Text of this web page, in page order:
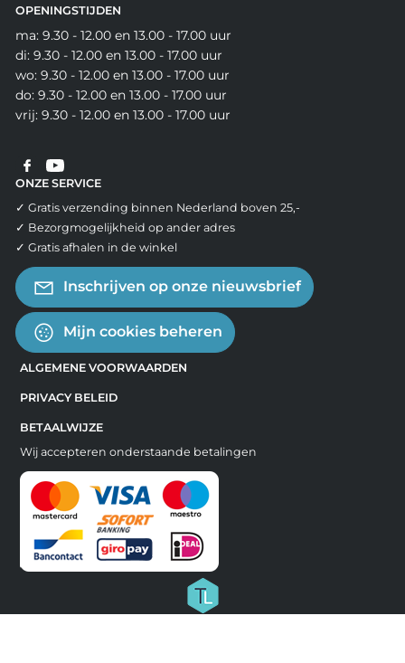
OPENINGSTIJDEN
ma: 9.30 - 12.00 en 13.00 - 17.00 uur
di: 9.30 - 12.00 en 13.00 - 17.00 uur
wo: 9.30 - 12.00 en 13.00 - 17.00 uur
do: 9.30 - 12.00 en 13.00 - 17.00 uur
vrij: 9.30 - 12.00 en 13.00 - 17.00 uur
ONZE SERVICE
✓ Gratis verzending binnen Nederland boven 25,-
✓ Bezorgmogelijkheid op ander adres
✓ Gratis afhalen in de winkel
Inschrijven op onze nieuwsbrief
Mijn cookies beheren
ALGEMENE VOORWAARDEN
PRIVACY BELEID
BETAALWIJZE
Wij accepteren onderstaande betalingen